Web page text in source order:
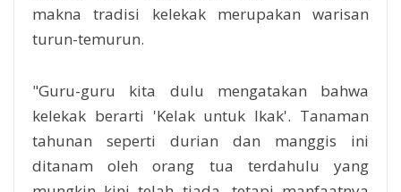
makna tradisi kelekak merupakan warisan
turun-temurun.
"Guru-guru kita dulu mengatakan bahwa
kelekak berarti 'Kelak untuk Ikak'. Tanaman
tahunan seperti durian dan manggis ini
ditanam oleh orang tua terdahulu yang